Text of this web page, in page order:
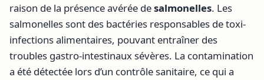
raison de la présence avérée desalmonelles. Les
salmonelles sont des bactéries responsables de toxi-
infections alimentaires, pouvant entraîner des
troubles gastro-intestinaux sévères. La contamination
a été détectée lors d’un contrôle sanitaire, ce qui a